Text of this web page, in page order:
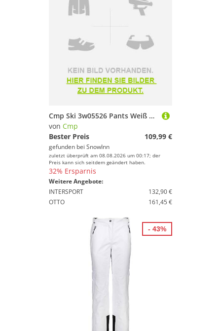
Cmp Ski 3w05526 Pants Weiß XL Frau
von Cmp
Bester Preis
109,99 €
gefunden bei SnowInn
zuletzt überprüft am 08.08.2026 um 00:17; der
Preis kann sich seitdem geändert haben.
32% Ersparnis
Weitere Angebote:
INTERSPORT
132,90 €
OTTO
161,45 €
- 43%